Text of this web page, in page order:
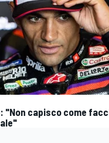
"Non capisco come